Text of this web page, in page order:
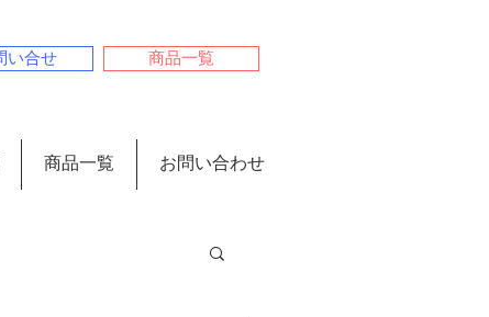
い合せ 商品一覧
商品一覧 お問い合わせ